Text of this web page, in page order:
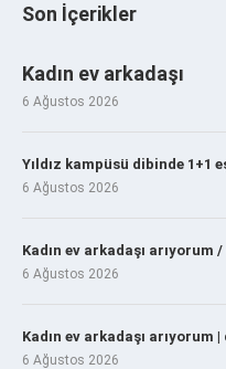
Son İçerikler
Kadın ev arkadaşı
6 Ağustos 2026
Yıldız kampüsü dibinde 1+1
6 Ağustos 2026
Kadın ev arkadaşı arıyorum
6 Ağustos 2026
Kadın ev arkadaşı arıyorum
6 Ağustos 2026